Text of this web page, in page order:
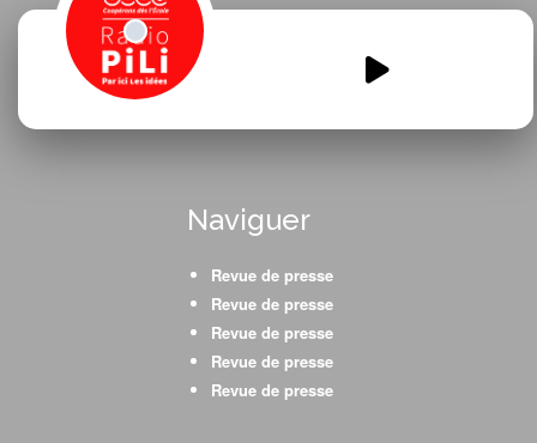
La-webradio-des-CM1-CM2-
revue-de-presse.mp3
Naviguer
Revue de presse
Revue de presse
Revue de presse
Revue de presse
Revue de presse